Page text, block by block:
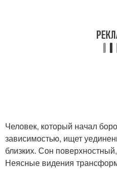
Человек, который начал
зависимостью, ищет
близких. Сон
Неясные видения